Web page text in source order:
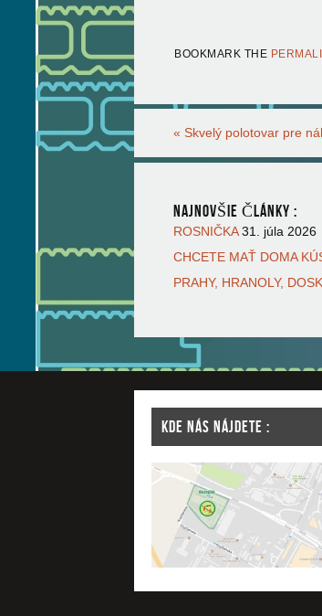
BOOKMARK THE
« Skvelý polotovar pre
NAJNOVŠIE ČLÁNKY :
ROSNIČKA 31. júla 2026
CHCETE MAŤ DOMA
PRAHY, HRANOLY,
KDE NÁS NÁJDETE :